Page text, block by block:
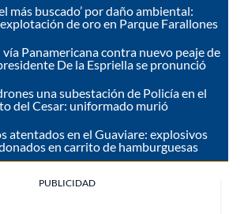
más buscado’ por daño ambiental:
de oro en Parque Farallones
Panamericana contra nuevo peaje de
De la Espriella se pronunció
una subestación de Policía en el
del Cesar: uniformado murió
atentados en el Guaviare: explosivos
en carrito de hamburguesas
PUBLICIDAD